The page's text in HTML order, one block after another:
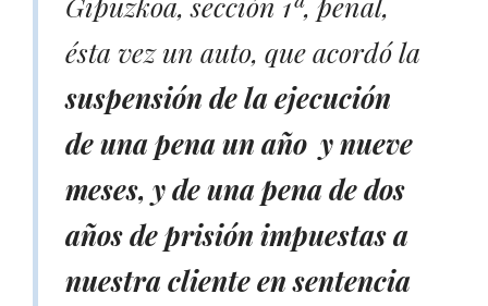
ésta vez un auto, que acordó la
suspensión de la ejecución
de una pena un año y nueve
meses, y de una pena de dos
años de prisión impuestas a
nuestra cliente en sentencia